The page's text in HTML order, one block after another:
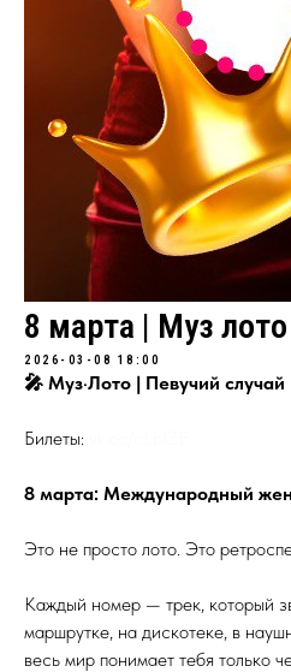
8 марта | Муз
2026-03-08 18:00
🎤 Муз·Лото | Певучий случай
Билеты:
8 марта: Международный
Это не просто лото. Это
Каждый номер — трек, который
маршрутке, на дискотеке, в
весь мир понимает тебя только